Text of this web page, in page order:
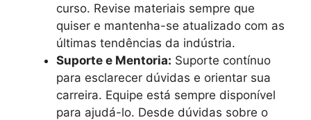
curso. Revise materiais sempre que
quiser e mantenha-se atualizado com as
últimas tendências da indústria.
Suporte e Mentoria: Suporte contínuo
para esclarecer dúvidas e orientar sua
carreira. Equipe está sempre disponível
para ajudá-lo. Desde dúvidas sobre o